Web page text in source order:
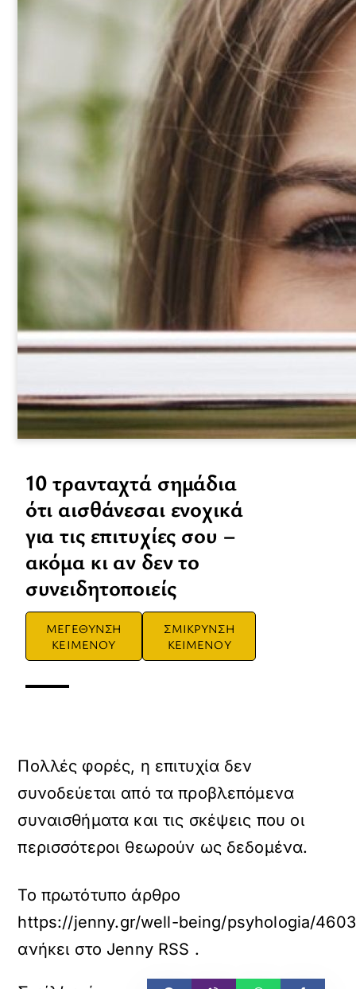
10 τρανταχτά σημάδια
ότι αισθάνεσαι ενοχικά
για τις επιτυχίες σου –
ακόμα κι αν δεν το
συνειδητοποιείς
ΜΕΓΕΘΥΝΣΗ
ΚΕΙΜΕΝΟΥ
ΣΜΙΚΡΥΝΣΗ
ΚΕΙΜΕΝΟΥ
Πολλές φορές, η επιτυχία δεν
συνοδεύεται από τα προβλεπόμενα
συναισθήματα και τις σκέψεις που οι
περισσότεροι θεωρούν ως δεδομένα.
Το πρωτότυπο άρθρο
https://jenny.gr/well-being/psyhologia/
ανήκει στο Jenny RSS .